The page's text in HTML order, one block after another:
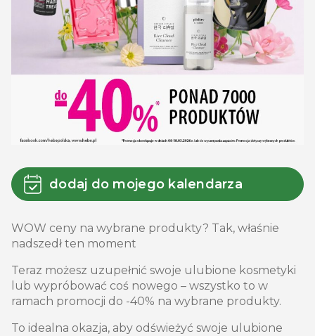
dodaj do mojego kalendarza
WOW ceny na wybrane produkty? Tak, właśnie
nadszedł ten moment
Teraz możesz uzupełnić swoje ulubione kosmetyki
lub wypróbować coś nowego – wszystko to w
ramach promocji do -40% na wybrane produkty.
To idealna okazja, aby odświeżyć swoje ulubione